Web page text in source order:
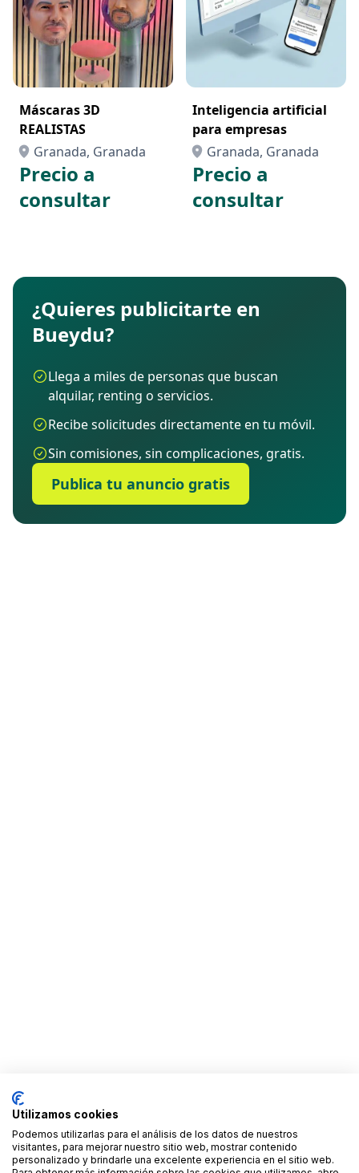
Máscaras 3D
REALISTAS
Granada, Granada
Precio a
consultar
Inteligencia artificial
para empresas
Granada, Granada
Precio a
consultar
¿Quieres publicitarte en
Bueydu?
Llega a miles de personas que buscan
alquilar, renting o servicios.
Recibe solicitudes directamente en tu móvil.
Sin comisiones, sin complicaciones, gratis.
Publica tu anuncio gratis
Utilizamos cookies
Podemos utilizarlas para el análisis de los datos de nuestros
visitantes, para mejorar nuestro sitio web, mostrar contenido
personalizado y brindarle una excelente experiencia en el sitio web.